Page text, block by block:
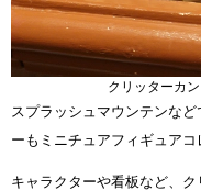
クリッターカ
スプラッシュマウンテンな
ーもミニチュアフィギュアコ
キャラクターや看板など、